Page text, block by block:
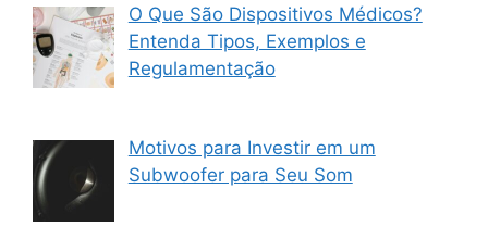
O Que São Dispositivos Médicos?
Entenda Tipos, Exemplos e
Regulamentação
Motivos para Investir em um
Subwoofer para Seu Som